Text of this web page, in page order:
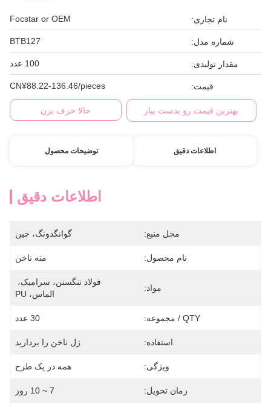
نام تجاری: Focstar or OEM
شماره مدل: BTB127
مقدار تولیدی: 100 عدد
قیمت: CN¥88.22-136.46/pieces
بهترین قیمت رو بدست بیار حالا حرف بزن
اطلاعات دقیق توضیحات محصول
اطلاعات دقیق
محل منبع: گوانگدونگ، چین
نام محصول: مته ناخن
مواد:
الماس، PU
QTY / مجموعه: 30 عدد
استفاده: ژل ناخن را بردارید
ویژگی: همه در یک طرح
زمان تحویل: 7 ~ 10 روز